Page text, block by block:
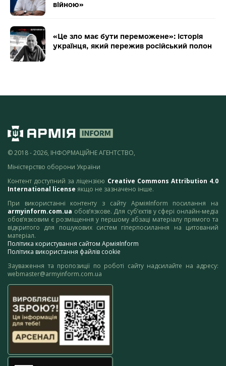
війною»
«Це зло має бути переможене»: історія
українця, який пережив російський полон
© 2018 - 2026, ІНФОРМАЦІЙНЕ АГЕНТСТВО,
Міністерство оборони України
Контент доступний за ліцензією Creative Commons Attribution 4.0
International license якщо не зазначено інше.
При використанні контенту з сайту АрміяInform посилання на
armyinform.com.ua обов’язкове. Для суб’єктів у сфері онлайн-медіа
обов’язковим є розміщення у першому абзаці матеріалу прямого та
відкритого для пошукових систем гіперпосилання на цитований
матеріал.
Політика користування сайтом АрміяInform
Політика використання файлів cookie
Зауваження та пропозиції по роботі сайту надсилайте на адресу:
webmaster@armyinform.com.ua